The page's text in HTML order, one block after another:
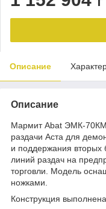
Описание
Описание
Мармит Abat ЭМК-70КМ-
раздачи Аста для
и поддержания вторых
линий раздач на
торговли. Модель
ножками.
Конструкция